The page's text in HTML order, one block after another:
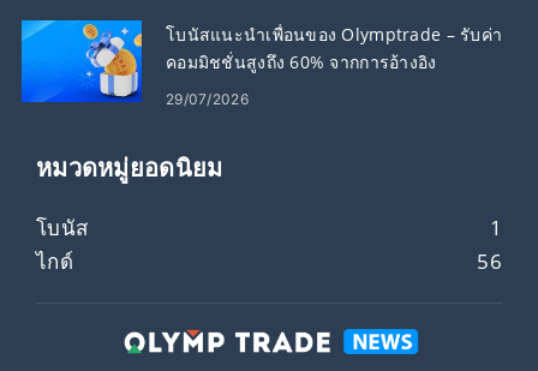
โบนัสแนะนำเพื่อนของ Olymptrade – รับค่า
คอมมิชชั่นสูงถึง 60% จากการอ้างอิง
29/07/2026
หมวดหมู่ยอดนิยม
โบนัส
1
ไกด์
56